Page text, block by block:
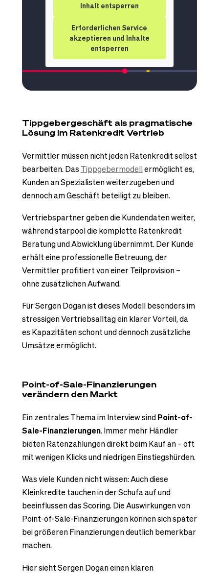
Inhalt entsperren
Erforderlichen Service
akzeptieren und Inhalte
entsperren
Tippgebergeschäft als pragmatische
Lösung im Ratenkredit Vertrieb
Vermittler müssen nicht jeden Ratenkredit selbst
bearbeiten. Das Tippgebermodellermöglicht es,
Kunden an Spezialisten weiterzugeben und
dennoch am Geschäft beteiligt zu bleiben.
Vertriebspartner geben die Kundendaten weiter,
während starpool die komplette Ratenkredit
Beratung und Abwicklung übernimmt. Der Kunde
erhält eine professionelle Betreuung, der
Vermittler profitiert von einer Teilprovision –
ohne zusätzlichen Aufwand.
Für Sergen Dogan ist dieses Modell besonders im
stressigen Vertriebsalltag ein klarer Vorteil, da
es Kapazitäten schont und dennoch zusätzliche
Umsätze ermöglicht.
Point-of-Sale-Finanzierungen
verändern den Markt
Ein zentrales Thema im Interview sindPoint-of-
Sale-Finanzierungen. Immer mehr Händler
bieten Ratenzahlungen direkt beim Kauf an – oft
mit wenigen Klicks und niedrigen Einstiegshürden.
Was viele Kunden nicht wissen: Auch diese
Kleinkredite tauchen in der Schufa auf und
beeinflussen das Scoring. Die Auswirkungen von
Point-of-Sale-Finanzierungen können sich später
bei größeren Finanzierungen deutlich bemerkbar
machen.
Hier sieht Sergen Dogan einen klaren